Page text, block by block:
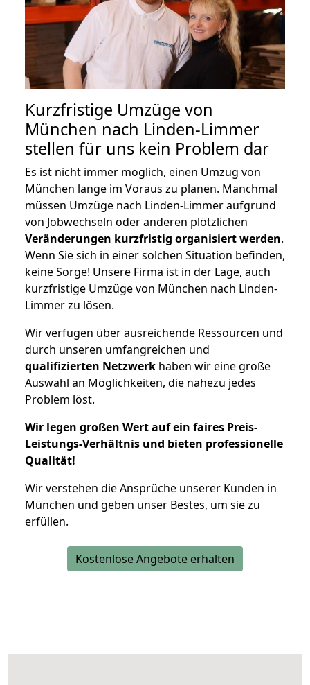
Kurzfristige Umzüge von
München nach Linden-Limmer
stellen für uns kein Problem dar
Es ist nicht immer möglich, einen Umzug von
München lange im Voraus zu planen. Manchmal
müssen Umzüge nach Linden-Limmer aufgrund
von Jobwechseln oder anderen plötzlichen
Veränderungen kurzfristig organisiert werden.
Wenn Sie sich in einer solchen Situation befinden,
keine Sorge! Unsere Firma ist in der Lage, auch
kurzfristige Umzüge von München nach Linden-
Limmer zu lösen.
Wir verfügen über ausreichende Ressourcen und
durch unseren umfangreichen und
qualifizierten Netzwerk haben wir eine große
Auswahl an Möglichkeiten, die nahezu jedes
Problem löst.
Wir legen großen Wert auf ein faires Preis-
Leistungs-Verhältnis und bieten professionelle
Qualität!
Wir verstehen die Ansprüche unserer Kunden in
München und geben unser Bestes, um sie zu
erfüllen.
Kostenlose Angebote erhalten